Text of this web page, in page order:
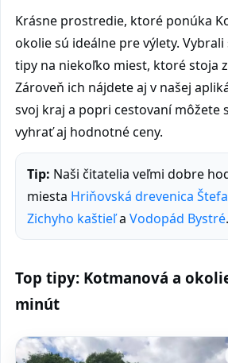
Krásne prostredie, ktoré ponúka
okolie sú ideálne pre výlety. Vybrali
tipy na niekoľko miest, ktoré stoja
Zároveň ich nájdete aj v našej
svoj kraj a popri cestovaní môžete
vyhrať aj hodnotné ceny.
Tip: Naši čitatelia veľmi dobre
miesta Hriňovská drevenica
Zichyho kaštieľa Vodopád Bystré.
Top tipy: Kotmanová a
minút